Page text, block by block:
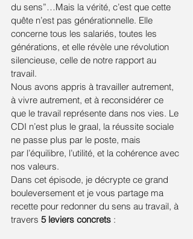
du sens”…Mais la vérité, c’est que cette
quête n’est pas générationnelle. Elle
concerne tous les salariés, toutes les
générations, et elle révèle une révolution
silencieuse, celle de notre rapport au
travail.
Nous avons appris à travailler autrement,
à vivre autrement, et à reconsidérer ce
que le travail représente dans nos vies. Le
CDI n’est plus le graal, la réussite sociale
ne passe plus par le poste, mais
par l’équilibre, l’utilité, et la cohérence avec
nos valeurs.
Dans cet épisode, je décrypte ce grand
bouleversement et je vous partage ma
recette pour redonner du sens au travail, à
travers 5 leviers concrets :